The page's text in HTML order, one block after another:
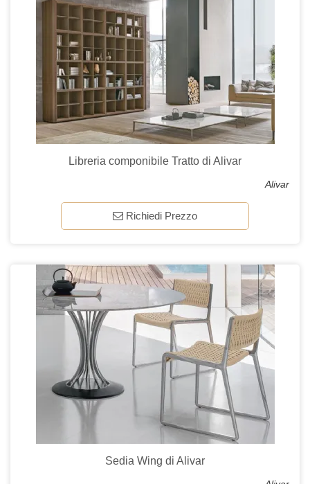
Libreria componibile Tratto di Alivar
Alivar
Richiedi Prezzo
Sedia Wing di Alivar